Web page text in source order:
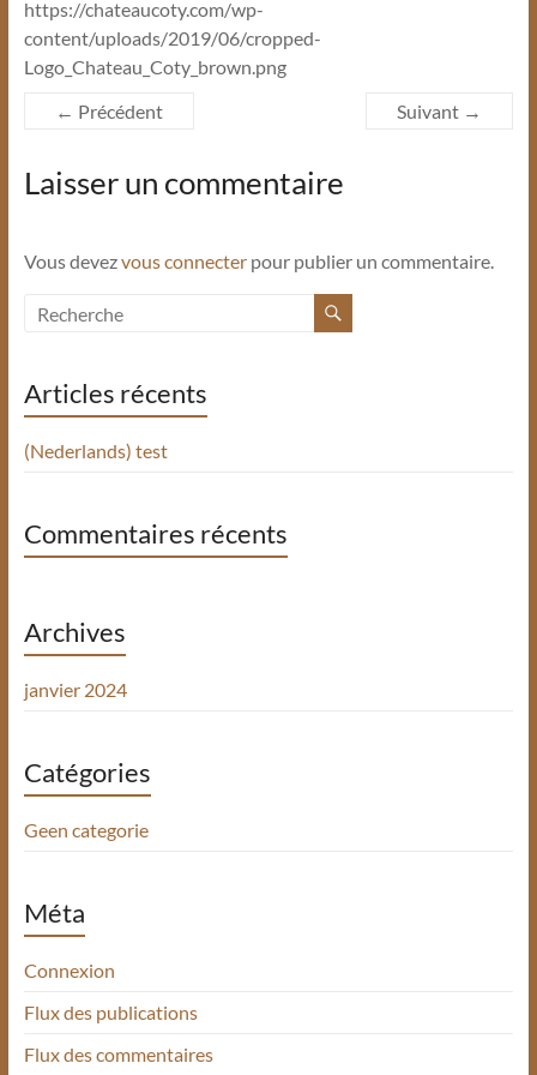
https://chateaucoty.com/wp-
content/uploads/2019/06/cropped-
Logo_Chateau_Coty_brown.png
← Précédent
Suivant →
Laisser un commentaire
Vous devezvous connecterpour publier un commentaire.
Articles récents
(Nederlands) test
Commentaires récents
Archives
janvier 2024
Catégories
Geen categorie
Méta
Connexion
Flux des publications
Flux des commentaires